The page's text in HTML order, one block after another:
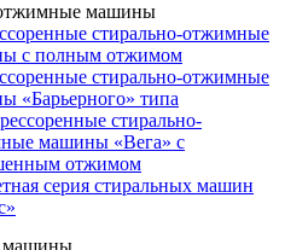
машины
стирально-отжимные
с полным отжимом
стирально-отжимные
«Барьерного» типа
стирально-
машины «Вега» с
отжимом
серия стиральных машин
машины